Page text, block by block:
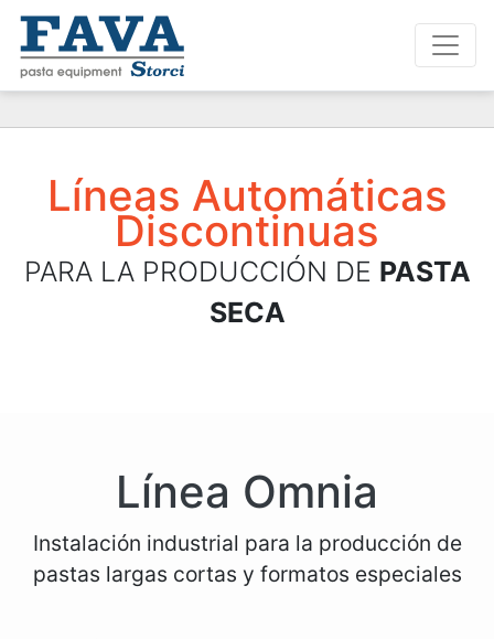
Líneas Automáticas
Discontinuas
PARA LA PRODUCCIÓN DE PASTA
SECA
Línea Omnia
Instalación industrial para la producción de
pastas largas cortas y formatos especiales